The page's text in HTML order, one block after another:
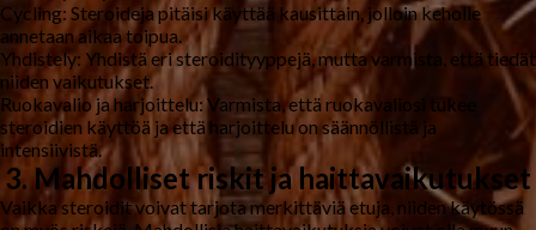
Cycling: Steroideja pitäisi käyttää kausittain, jolloin keholle
annetaan aikaa toipua.
Yhdistely: Yhdistä eri steroidityyppejä, mutta varmista, että tiedät
niiden vaikutukset.
Ruokavalio ja harjoittelu: Varmista, että ruokavaliosi tukee
steroidien käyttöä ja että harjoittelu on säännöllistä ja
intensiivistä.
3. Mahdolliset riskit ja haittavaikutukset
Vaikka steroidit voivat tarjota merkittäviä etuja, niiden käytössä